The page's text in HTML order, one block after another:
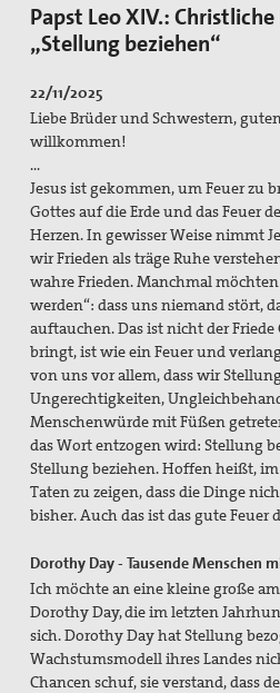
Flucht und Migration
Friedensbildung
Frieden, Soziale
pc-Korrespondenz
Archiv
Materialien
Print-Materialien
Newsletter
Ausstellung Gestalten der
Papst Johannes XXIII-Preis
Preisträger*innen
Preisbeirat
Hintergrund: Papst
Vatikanisches Konzil
Spiritueller Impuls
Mitmachen
Papst Leo XIV.:
„Stellung beziehen“
22/11/2025
Liebe Brüder und Schwestern,
willkommen!
…
Jesus ist gekommen, um Feuer zu
Gottes auf die Erde und das Feuer
Herzen. In gewisser Weise nimmt
wir Frieden als träge Ruhe
wahre Frieden. Manchmal
werden“: dass uns niemand stört,
auftauchen. Das ist nicht der Friede
bringt, ist wie ein Feuer und
von uns vor allem, dass wir
Ungerechtigkeiten,
Menschenwürde mit Füßen
das Wort entzogen wird: Stellung
Stellung beziehen. Hoffen heißt,
Taten zu zeigen, dass die Dinge
bisher. Auch das ist das gute Feuer
Dorothy Day - Tausende Menschen
Ich möchte an eine kleine große
Dorothy Day, die im letzten
sich. Dorothy Day hat Stellung
Wachstumsmodell ihres Landes
Chancen schuf, sie verstand, dass